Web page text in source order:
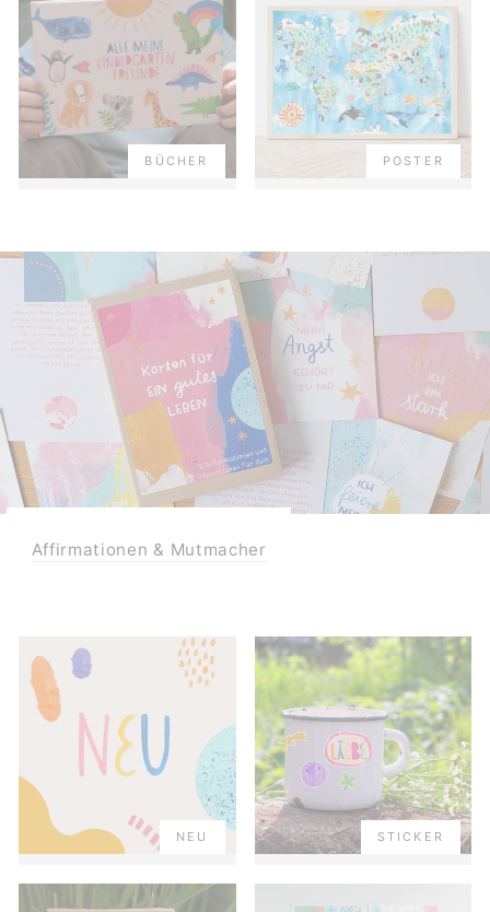
BÜCHER POSTER
Affirmationen & Mutmacher
NEU STICKER